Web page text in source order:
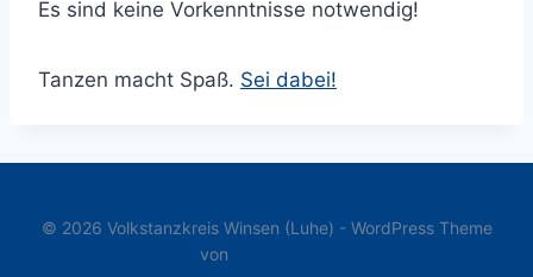
Es sind keine Vorkenntnisse notwendig!
Tanzen macht Spaß. Sei dabei!
© 2026 Volkstanzkreis Winsen (Luhe) - WordPress Theme
von